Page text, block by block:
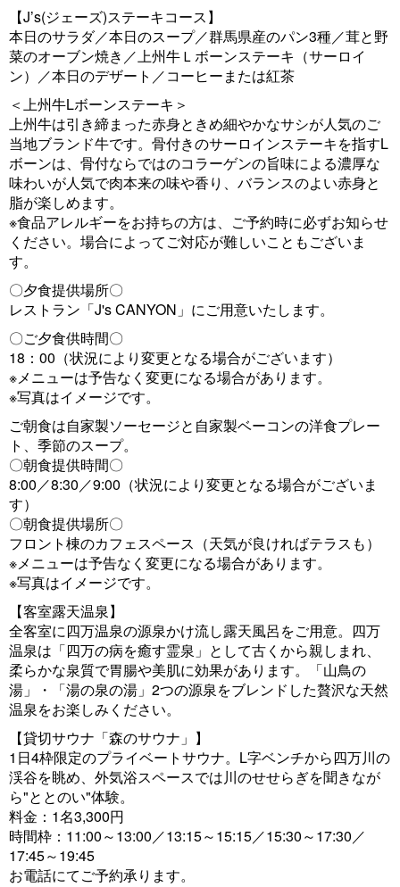
【J’s(ジェーズ)ステーキコース】
本日のサラダ／本日のスープ／群馬県産のパン3種／茸と野
菜のオーブン焼き／上州牛Ｌボーンステーキ（サーロイ
ン）／本日のデザート／コーヒーまたは紅茶
＜上州牛Lボーンステーキ＞
上州牛は引き締まった赤身ときめ細やかなサシが人気のご
当地ブランド牛です。骨付きのサーロインステーキを指すL
ボーンは、骨付ならではのコラーゲンの旨味による濃厚な
味わいが人気で肉本来の味や香り、バランスのよい赤身と
脂が楽しめます。
※食品アレルギーをお持ちの方は、ご予約時に必ずお知らせ
ください。場合によってご対応が難しいこともございま
す。
〇夕食提供場所〇
レストラン「J's CANYON」にご用意いたします。
〇ご夕食供時間〇
18：00（状況により変更となる場合がございます）
※メニューは予告なく変更になる場合があります。
※写真はイメージです。
ご朝食は自家製ソーセージと自家製ベーコンの洋食プレー
ト、季節のスープ。
〇朝食提供時間〇
8:00／8:30／9:00（状況により変更となる場合がございま
す）
〇朝食提供場所〇
フロント棟のカフェスペース（天気が良ければテラスも）
※メニューは予告なく変更になる場合があります。
※写真はイメージです。
【客室露天温泉】
全客室に四万温泉の源泉かけ流し露天風呂をご用意。四万
温泉は「四万の病を癒す霊泉」として古くから親しまれ、
柔らかな泉質で胃腸や美肌に効果があります。「山鳥の
湯」・「湯の泉の湯」2つの源泉をブレンドした贅沢な天然
温泉をお楽しみください。
【貸切サウナ「森のサウナ」】
1日4枠限定のプライベートサウナ。L字ベンチから四万川の
渓谷を眺め、外気浴スペースでは川のせせらぎを聞きなが
ら"ととのい"体験。
料金：1名3,300円
時間枠：11:00～13:00／13:15～15:15／15:30～17:30／
17:45～19:45
お電話にてご予約承ります。